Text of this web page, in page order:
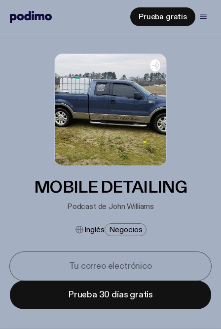
Prueba gratis
MOBILE DETAILING
Podcast de John Williams
Inglés Negocios
Prueba 30 días gratis